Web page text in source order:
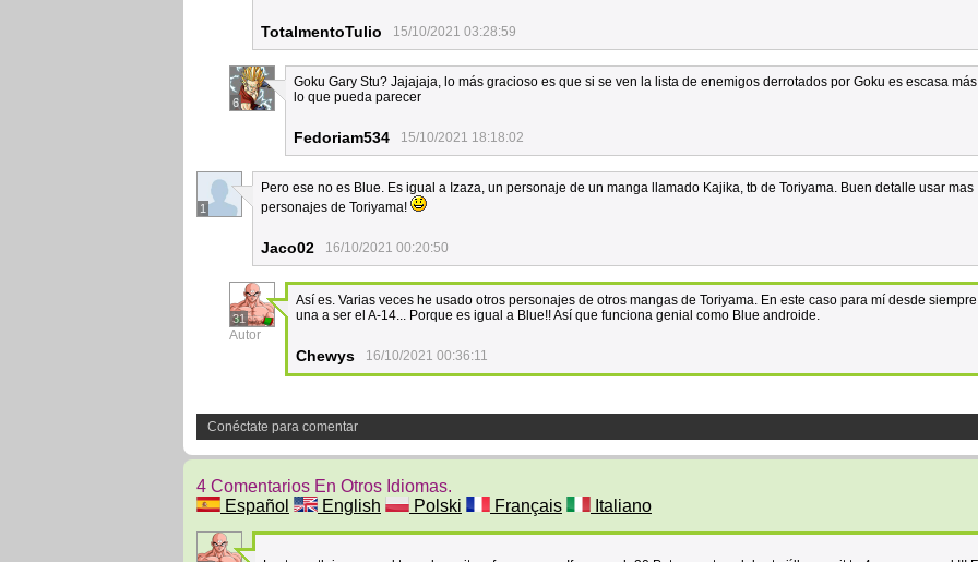
TotalmentoTulio 15/10/2021 03:28:59
6
Goku Gary Stu? Jajajaja, lo más gracioso es que si se ven la lista de enemigos derrotados por Goku es escasa
lo que pueda parecer
Fedoriam534 15/10/2021 18:18:02
1
Pero ese no es Blue. Es igual a Izaza, un personaje de un manga llamado Kajika, tb de Toriyama. Buen detalle usar mas
personajes de Toriyama!
Jaco02 16/10/2021 00:20:50
31
Autor
Así es. Varias veces he usado otros personajes de otros mangas de Toriyama. En este caso para mí desde
una a ser el A-14... Porque es igual a Blue!! Así que funciona genial como Blue androide.
Chewys 16/10/2021 00:36:11
Conéctate para comentar
4 Comentarios En Otros Idiomas.
Español
English Polski Français Italiano